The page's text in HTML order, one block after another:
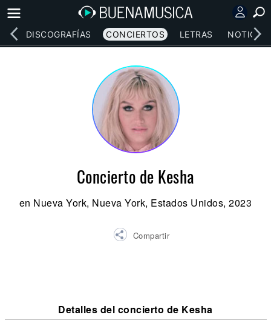
DISCOGRAFÍAS CONCIERTOS LETRAS NOTICIAS
Concierto de Kesha
en Nueva York, Nueva York, Estados Unidos, 2023
Compartir
Detalles del concierto de Kesha